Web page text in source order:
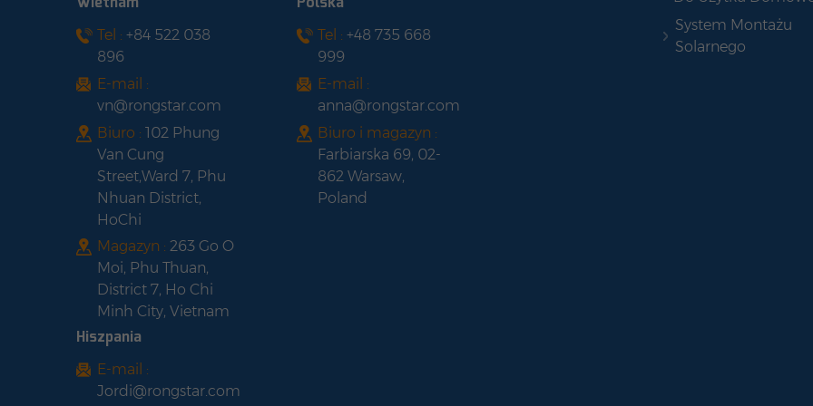
ramką
Panel słoneczny
czarną ramką i
półogniwem
Tel : +84 522 038
896
E-mail :
vn@rongstar.com
Biuro : 102 Phung
Van Cung
Street,Ward 7, Phu
Nhuan District,
HoChi
Magazyn : 263 Go O
Moi, Phu Thuan,
District 7, Ho Chi
Minh City, Vietnam
Tel :+48 735 668
999
E-mail :
anna@rongstar.com
Biuro i magazyn :
Farbiarska 69, 02-
862 Warsaw,
Poland
Hiszpania
E-mail :
Jordi@rongstar.com
System Montażu
Solarnego